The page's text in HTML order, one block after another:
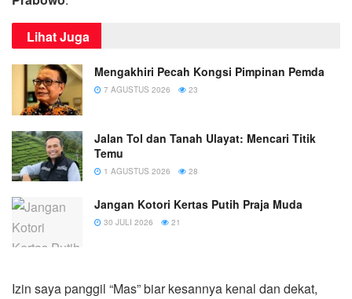
Lihat Juga
Mengakhiri Pecah Kongsi Pimpinan Pemda
7 AGUSTUS 2026 23
Jalan Tol dan Tanah Ulayat: Mencari Titik
Temu
1 AGUSTUS 2026 28
Jangan Kotori Kertas Putih Praja Muda
30 JULI 2026 21
Izin saya panggil “Mas” biar kesannya kenal dan dekat,